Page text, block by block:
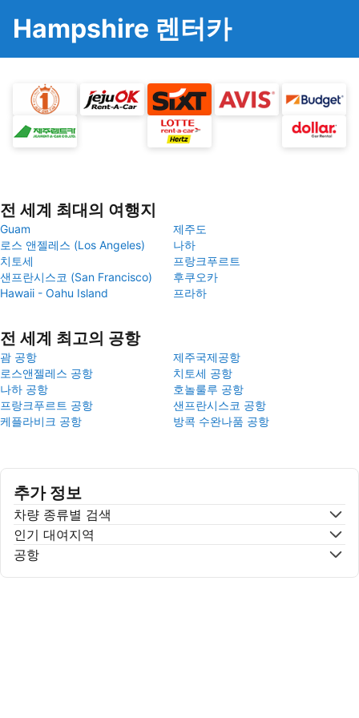
Hampshire 렌터카
전 세계 최대의 여행지
Guam
제주도
로스 앤젤레스 (Los Angeles)
나하
치토세
프랑크푸르트
샌프란시스코 (San Francisco)
후쿠오카
Hawaii - Oahu Island
프라하
전 세계 최고의 공항
괌 공항
제주국제공항
로스앤젤레스 공항
치토세 공항
나하 공항
호놀룰루 공항
프랑크푸르트 공항
샌프란시스코 공항
케플라비크 공항
방콕 수완나품 공항
추가 정보
차량 종류별 검색
인기 대여지역
공항